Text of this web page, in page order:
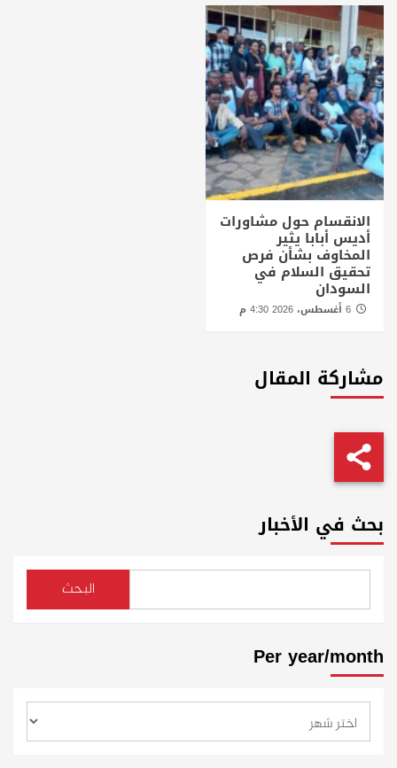
الانقسام حول مشاورات
أديس أبابا يثير
المخاوف بشأن فرص
تحقيق السلام في
السودان
مشاركة المقال
بحث في الأخبار
البحث
Per year/month